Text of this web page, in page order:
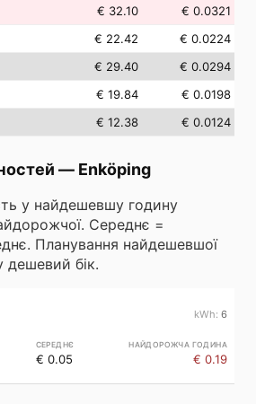
€ 32.10
€ 0.0321
€ 22.42
€ 0.0224
€ 29.40
€ 0.0294
€ 19.84
€ 0.0198
€ 12.38 € 0.0124
— Enköping
у найдешевшу годину
Середнє =
Планування найдешевшої
дешевий бік.
6
€ 0.05 € 0.19